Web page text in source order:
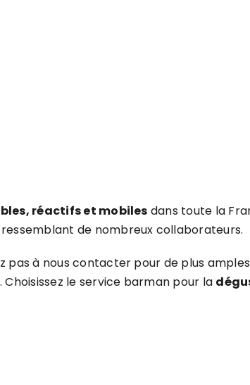
réactifs et mobiles dans toute la
de nombreux collaborateurs.
pas à nous contacter pour de plus
Choisissez le service barman pour la